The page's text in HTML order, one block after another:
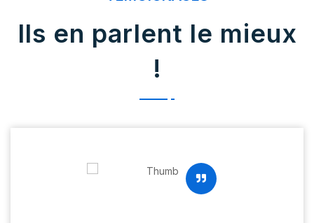
Ils en parlent le mieux
!